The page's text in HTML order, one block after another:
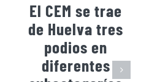
El CEM se trae
de Huelva tres
podios en
diferentes